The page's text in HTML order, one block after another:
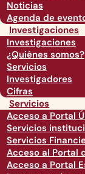
Noticias
Agenda de
Investigaciones
Investigaciones
¿Quiénes somos?
Servicios
Investigadores
Cifras
Servicios
Acceso a Portal
Servicios
Servicios
Acceso al Portal
Acceso a Portal